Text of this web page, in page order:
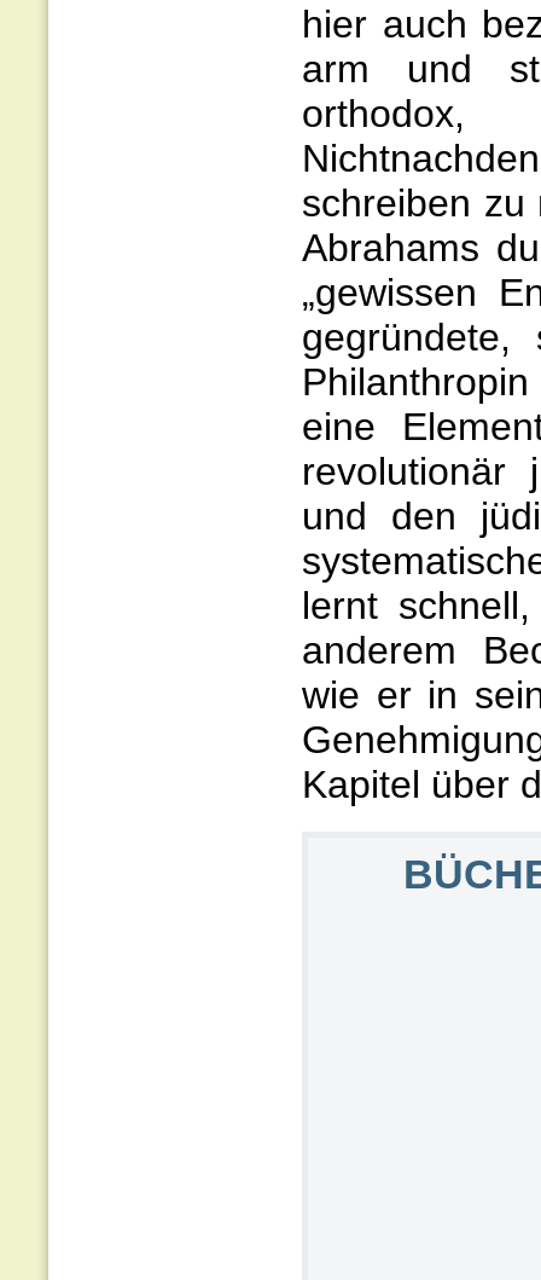
hier auch
arm und
schreiben zu
Abrahams
„gewissen
gegründete,
eine
revolutionär
und den
lernt
anderem
wie er in
Kapitel über